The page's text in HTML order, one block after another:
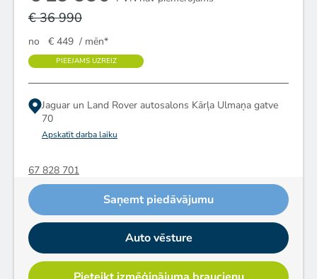
€ 36 990
no € 449 / mēn*
PIEEJAMS UZREIZ
Jaguar un Land Rover autosalons Kārļa Ulmaņa gatve
70
Apskatīt darba laiku
67 828 701
Saņemt piedāvājumu
Auto vēsture